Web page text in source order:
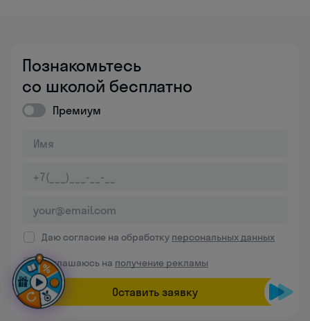
Познакомьтесь
со школой бесплатно
Премиум
Даю согласие на обработку персональных данных
Соглашаюсь на получение рекламы
Оставить заявку